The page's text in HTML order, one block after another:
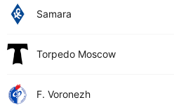
Samara
Torpedo Moscow
F. Voronezh